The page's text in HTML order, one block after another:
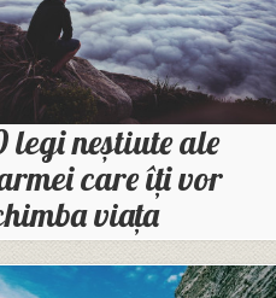
legi neștiute ale
care îți vor
viața